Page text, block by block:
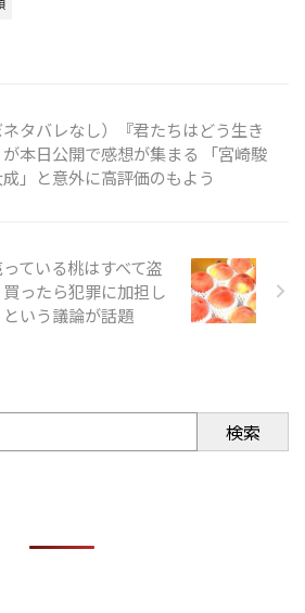
ネタバレなし）『君たちはどう生き
本日公開で感想が集まる 「宮崎駿
」と意外に高評価のもよう
ている桃はすべて盗
ったら犯罪に加担し
いう議論が話題
検索